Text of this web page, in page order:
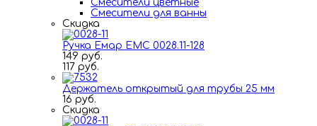
Смесители цветные
Смесители для ванны
Скидка
Ручка Емар ЕМС 0028.11-128
149 руб.
117 руб.
Держатель открытый для трубы 25 мм
16 руб.
Скидка